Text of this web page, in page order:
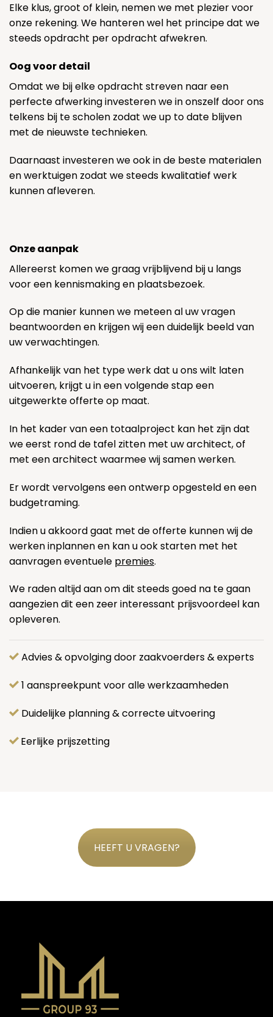
Elke klus, groot of klein, nemen we met plezier voor
onze rekening. We hanteren wel het principe dat we
steeds opdracht per opdracht afwekren.
Oog voor detail
Omdat we bij elke opdracht streven naar een
perfecte afwerking investeren we in onszelf door ons
telkens bij te scholen zodat we up to date blijven
met de nieuwste technieken.
Daarnaast investeren we ook in de beste materialen
en werktuigen zodat we steeds kwalitatief werk
kunnen afleveren.
Onze aanpak
Allereerst komen we graag vrijblijvend bij u langs
voor een kennismaking en plaatsbezoek.
Op die manier kunnen we meteen al uw vragen
beantwoorden en krijgen wij een duidelijk beeld van
uw verwachtingen.
Afhankelijk van het type werk dat u ons wilt laten
uitvoeren, krijgt u in een volgende stap een
uitgewerkte offerte op maat.
In het kader van een totaalproject kan het zijn dat
we eerst rond de tafel zitten met uw architect, of
met een architect waarmee wij samen werken.
Er wordt vervolgens een ontwerp opgesteld en een
budgetraming.
Indien u akkoord gaat met de offerte kunnen wij de
werken inplannen en kan u ook starten met het
aanvragen eventuele premies.
We raden altijd aan om dit steeds goed na te gaan
aangezien dit een zeer interessant prijsvoordeel kan
opleveren.
Advies & opvolging door zaakvoerders & experts
1 aanspreekpunt voor alle werkzaamheden
Duidelijke planning & correcte uitvoering
Eerlijke prijszetting
HEEFT U VRAGEN?